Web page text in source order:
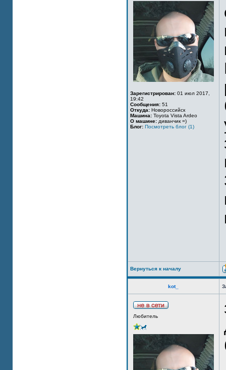
Зарегистрирован: 01 июл 2017,
19:42
Сообщения: 51
Откуда: Новороссийск
Машина: Toyota Vista Ardeo
О машине: диванчик =)
Блог: Посмотреть блог (1)
Вернуться к началу
kot_
Любитель